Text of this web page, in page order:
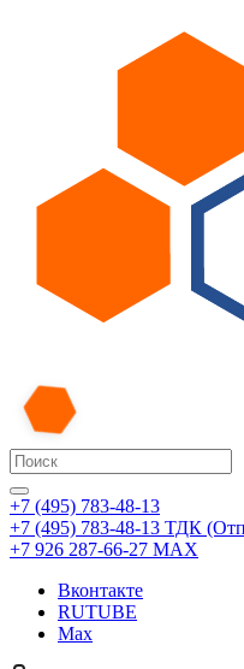
+7 (495) 783-48-13
+7 (495) 783-48-13 ТДК
+7 926 287-66-27 МАХ
Вконтакте
RUTUBE
Max